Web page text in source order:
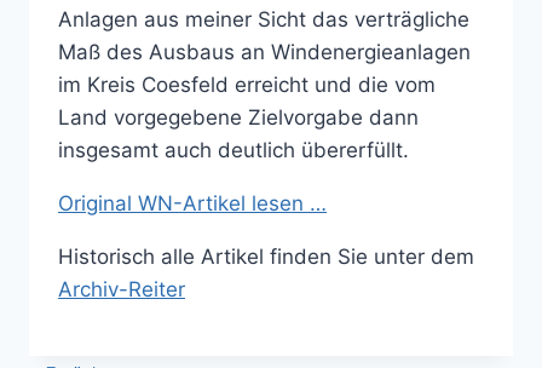
Anlagen aus meiner Sicht das verträgli­che
Maß des Ausbaus an Windenergieanlagen
im Kreis Coesfeld erreicht und die vom
Land vorge­gebene Zielvorgabe dann
insgesamt auch deutlich übererfüllt.
Original WN-Artikel lesen …
Historisch alle Artikel finden Sie unter dem
Archiv-Reiter